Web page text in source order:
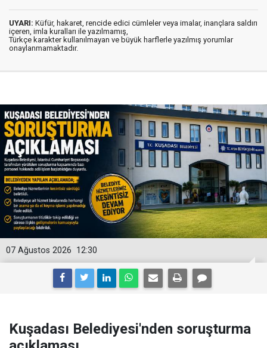
UYARI: Küfür, hakaret, rencide edici cümleler veya imalar, inançlara saldırı
içeren, imla kuralları ile yazılmamış,
Türkçe karakter kullanılmayan ve büyük harflerle yazılmış yorumlar
onaylanmamaktadır.
12:30
07 Ağustos 2026
Kuşadası Belediyesi'nden soruşturma